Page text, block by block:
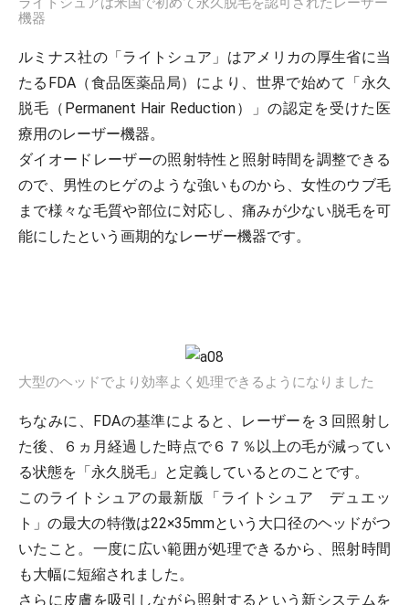
機器
ルミナス社の「ライトシュア」はアメリカの厚生省に当
たるFDA（食品医薬品局）により、世界で始めて「永久
脱毛（Permanent Hair Reduction）」の認定を受けた医
療用のレーザー機器。
ダイオードレーザーの照射特性と照射時間を調整できる
ので、男性のヒゲのような強いものから、女性のウブ毛
まで様々な毛質や部位に対応し、痛みが少ない脱毛を可
能にしたという画期的なレーザー機器です。
大型のヘッドでより効率よく処理できるようになりました
ちなみに、FDAの基準によると、レーザーを３回照射し
た後、６ヵ月経過した時点で６７％以上の毛が減ってい
る状態を「永久脱毛」と定義しているとのことです。
このライトシュアの最新版「ライトシュア デュエッ
ト」の最大の特徴は22×35mmという大口径のヘッドがつ
いたこと。一度に広い範囲が処理できるから、照射時間
も大幅に短縮されました。
さらに皮膚を吸引しながら照射するという新システムを